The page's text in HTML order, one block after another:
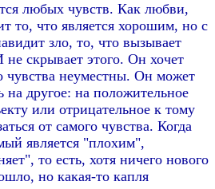
любых чувств. Как любви,
то, что является хорошим, но с
зло, то, что вызывает
скрывает этого. Он хочет
чувства неуместны. Он может
на другое: на положительное
или отрицательное к тому
от самого чувства. Когда
является "плохим",
то есть, хотя ничего нового
но какая-то капля